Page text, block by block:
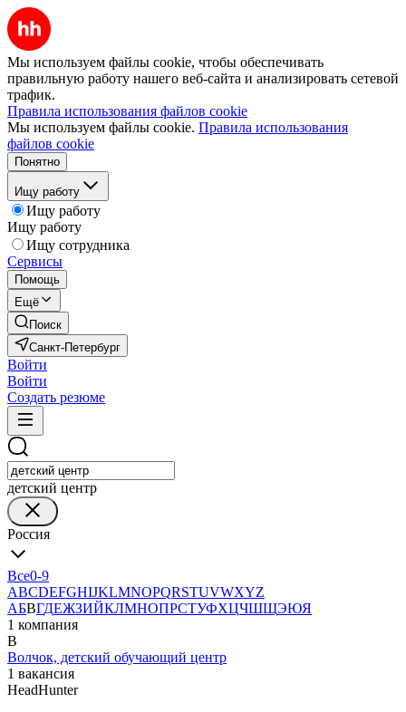
Мы используем файлы cookie, чтобы обеспечивать
правильную работу нашего веб-сайта и анализировать сетевой
трафик.
Правила использования файлов cookie
Мы используем файлы cookie. Правила использования
файлов cookie
Понятно
Ищу работу
Ищу работу
Ищу работу
Ищу сотрудника
Сервисы
Помощь
Ещё
Поиск
Санкт-Петербург
Войти
Войти
Создать резюме
детский центр
Россия
Все0-9
ABCDEFGHIJKLMNOPQRSTUVWXYZ
АБВГДЕЖЗИЙКЛМНОПРСТУФХЦЧШЩЭЮЯ
1 компания
В
Волчок, детский обучающий центр
1 вакансия
HeadHunter